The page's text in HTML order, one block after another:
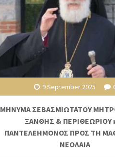
9 September 2025
ΜΗΝΥΜΑ ΣΕΒΑΣΜΙΩΤΑΤΟΥ
ΞΑΝΘΗΣ & ΠΕΡΙΘΕΩΡΙΟΥ
ΠΑΝΤΕΛΕΗΜΟΝΟΣ ΠΡΟΣ ΤΗ
ΝΕΟΛΑΙΑ